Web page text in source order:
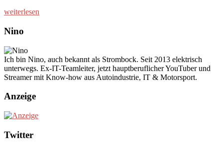
weiterlesen
Nino
Ich bin Nino, auch bekannt als Strombock. Seit 2013 elektrisch
unterwegs. Ex-IT-Teamleiter, jetzt hauptberuflicher YouTuber und
Streamer mit Know-how aus Autoindustrie, IT & Motorsport.
Anzeige
Twitter